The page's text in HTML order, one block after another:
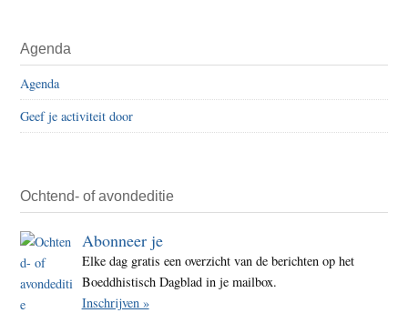
Agenda
Agenda
Geef je activiteit door
Ochtend- of avondeditie
Abonneer je
Elke dag gratis een overzicht van de berichten op het
Boeddhistisch Dagblad in je mailbox.
Inschrijven »